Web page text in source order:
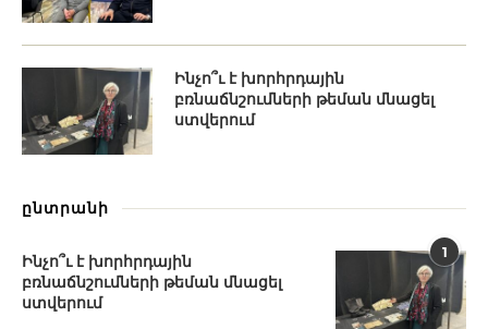
Ինչո՞ւ է խորհրդային
բռնաճնշումների թեման մնացել
ստվերում
ընտրանի
1
Ինչո՞ւ է խորհրդային
բռնաճնշումների թեման մնացել
ստվերում